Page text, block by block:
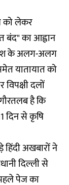
को लेकर
बंद" का आह्वान
देश के अलग-अलग
यातायात को
दलों
है कि
दिन से कृषि
अखबारों ने
दिल्ली से
पेज का